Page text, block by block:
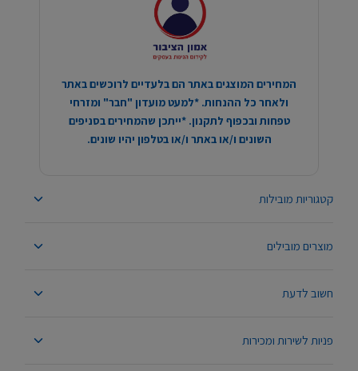
קטגוריות מובילות
מוצרים מובילים
חשוב לדעת
פניות לשירות ומכירות
המחירים המוצגים באתר הם בלעדיים לרוכשים באתר
ולאחר כל ההנחות. *למעט מועדון "חבר" ומזרחי
טפחות ובכפוף לתקנון. *ייתכן שהמחירים בסניפים
השונים ו/או באתר ו/או בטלפון יהיו שונים.